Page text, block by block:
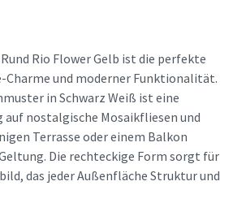
Rio Flower Gelb ist die perfekte
Charme und moderner Funktionalität.
in Schwarz Weiß ist eine
nostalgische Mosaikfliesen und
Terrasse oder einem Balkon
Die rechteckige Form sorgt für
das jeder Außenfläche Struktur und